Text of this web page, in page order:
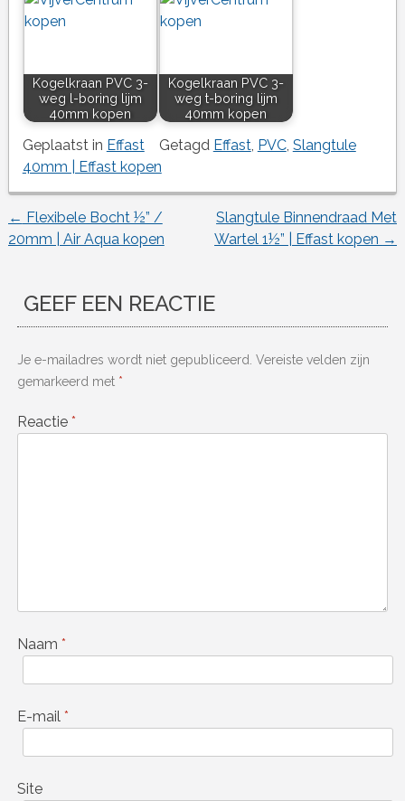
Kogelkraan PVC 3-
weg l-boring lijm
40mm kopen
Kogelkraan PVC 3-
weg t-boring lijm
40mm kopen
Geplaatst in Effast Getagd Effast, PVC, Slangtule
40mm | Effast kopen
Berichtnavigatie
← Flexibele Bocht ½” /
20mm | Air Aqua kopen
Slangtule Binnendraad Met
Wartel 1½” | Effast kopen →
GEEF EEN REACTIE
Je e-mailadres wordt niet gepubliceerd. Vereiste velden zijn
gemarkeerd met *
Reactie *
Naam *
E-mail *
Site